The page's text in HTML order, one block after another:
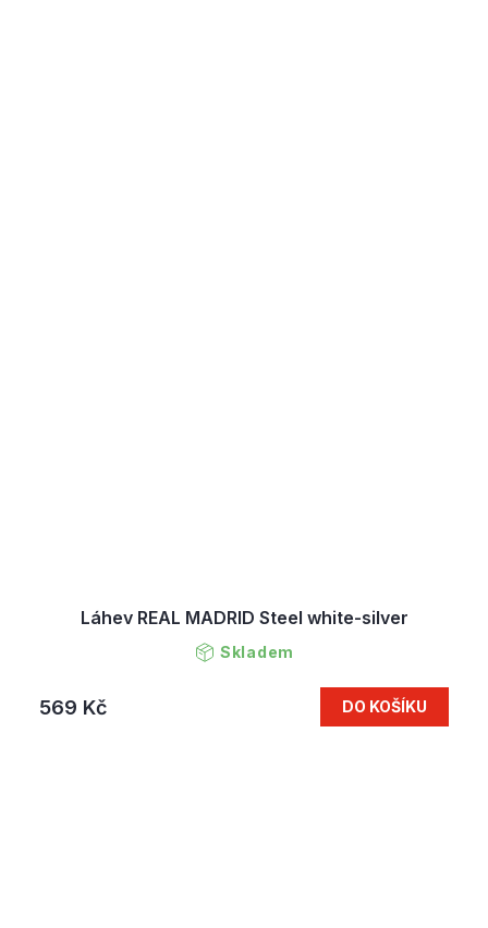
Láhev REAL MADRID Steel white-silver
Skladem
569 Kč DO KOŠÍKU